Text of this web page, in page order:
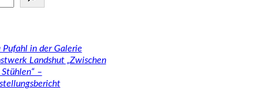
Pufahl in der Galerie
Landshut „Zwischen
–